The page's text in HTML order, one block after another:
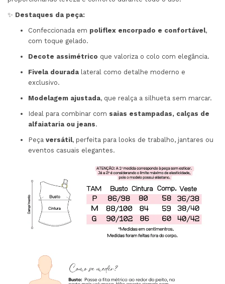
✨ Destaques da peça:
Confeccionada em poliflex encorpado e confortável,
com toque gelado.
Decote assimétrico que valoriza o colo com elegância.
Fivela dourada lateral como detalhe moderno e
exclusivo.
Modelagem ajustada, que realça a silhueta sem marcar.
Ideal para combinar com saias estampadas, calças de
alfaiataria ou jeans.
Peça versátil, perfeita para looks de trabalho, jantares ou
eventos casuais elegantes.